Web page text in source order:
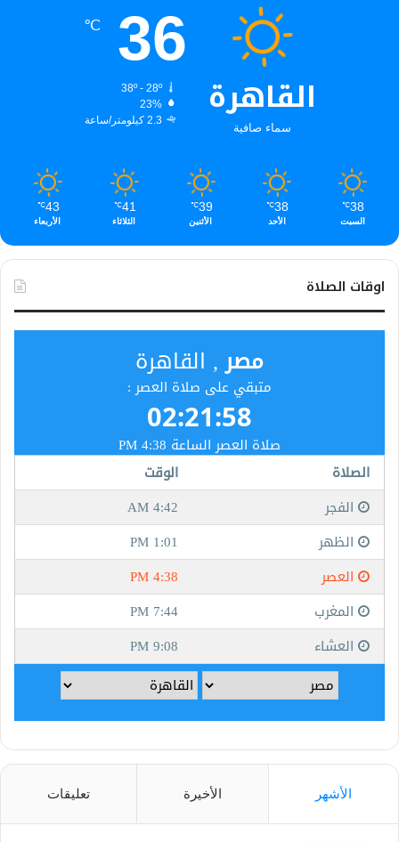
القاهرة
سماء صافية
36
℃
38º - 28º
23%
2.3 كيلومتر/ساعة
38
℃
السبت
38
℃
الأحد
39
℃
الأثنين
41
℃
الثلاثاء
43
℃
الأربعاء
اوقات الصلاة
الأشهر الأخيرة تعليقات